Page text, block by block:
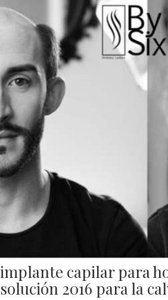
implante capilar para
solución 2016 para la